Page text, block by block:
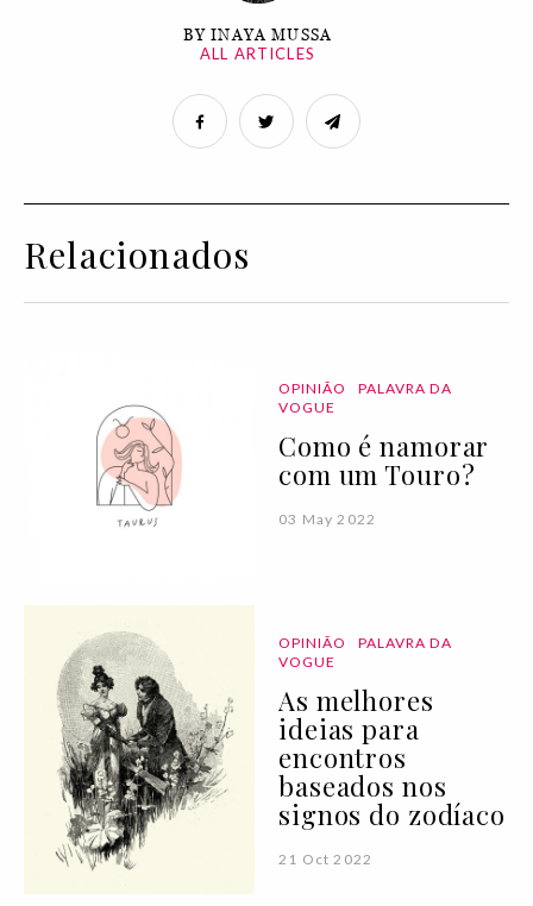
BY INAYA MUSSA
ALL ARTICLES
Relacionados
OPINIÃO
PALAVRA DA
VOGUE
Como é namorar
com um Touro?
03 May 2022
OPINIÃO
PALAVRA DA
VOGUE
As melhores
ideias para
encontros
baseados nos
signos do zodíaco
21 Oct 2022